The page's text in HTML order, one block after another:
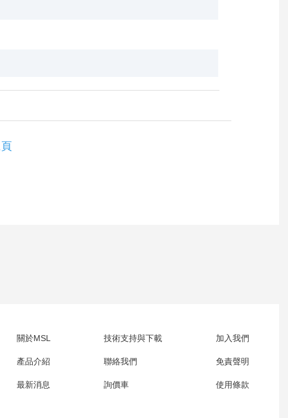
關於MSL
產品介紹
最新消息
技術支持與下載
聯絡我們
詢價車
加入我們
免責聲明
使用條款